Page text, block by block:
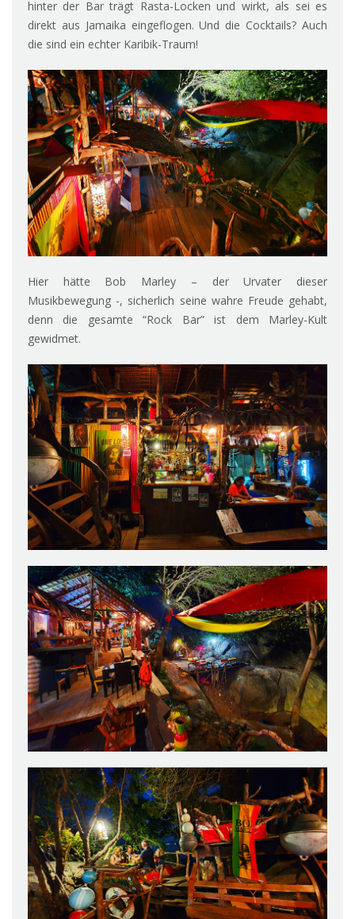
hinter der Bar trägt Rasta-Locken und wirkt, als sei es
direkt aus Jamaika eingeflogen. Und die Cocktails? Auch
die sind ein echter Karibik-Traum!
Hier hätte Bob Marley – der Urvater dieser
Musikbewegung -, sicherlich seine wahre Freude gehabt,
denn die gesamte “Rock Bar” ist dem Marley-Kult
gewidmet.